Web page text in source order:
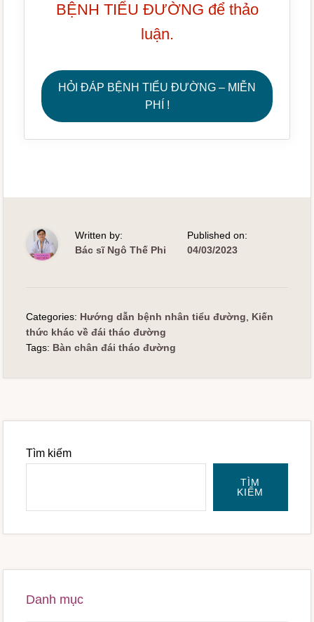
BỆNH TIỂU ĐƯỜNG để thảo
luận.
HỎI ĐÁP BỆNH TIỂU ĐƯỜNG – MIỄN
PHÍ !
Written by:
Bác sĩ Ngô Thế Phi
Published on:
04/03/2023
Categories: Hướng dẫn bệnh nhân tiểu đường, Kiến
thức khác về đái tháo đường
Tags: Bàn chân đái tháo đường
Tìm kiếm
TÌM
KIẾM
Danh mục